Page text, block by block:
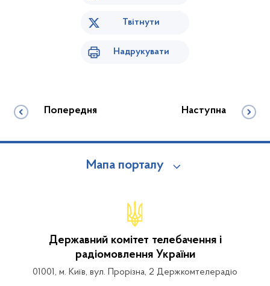
Твітнути
Надрукувати
Попередня Наступна
Мапа порталу
Державний комітет телебачення і
радіомовлення України
01001, м. Київ, вул. Прорізна, 2 Держкомтелерадіо